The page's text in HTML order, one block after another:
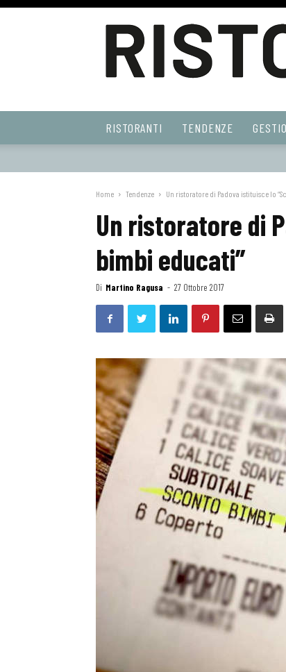
Web
RISTORANTI TENDENZE
Home Tendenze Un ristoratore di Padova istituisce lo
Un ristoratore di
bimbi educati”
Di Martino Ragusa - 27 Ottobre 2017